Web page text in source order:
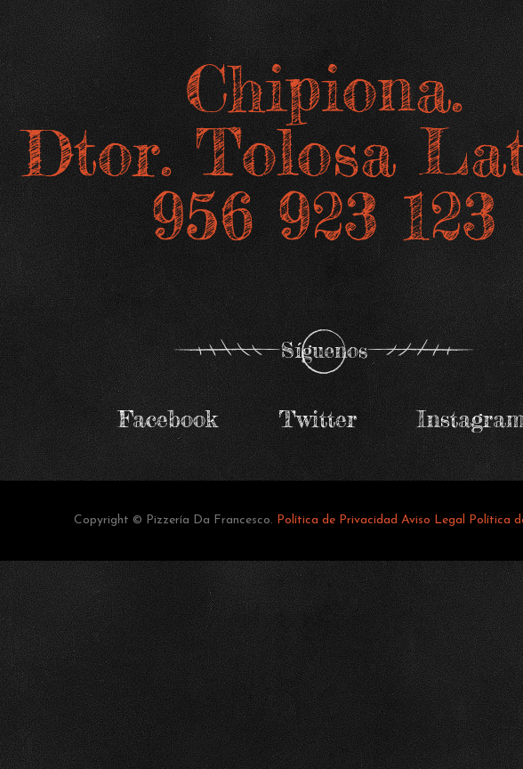
Chipiona.
Dtor. Tolosa
956 923 123
Síguenos
Facebook Twitter
Copyright © Pizzería Da Francesco. Política de Privacidad Aviso Legal Política